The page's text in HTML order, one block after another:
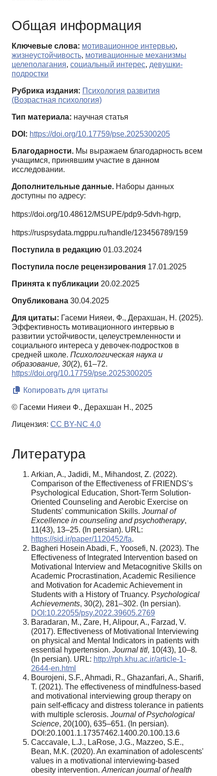
Общая информация
Ключевые слова: мотивационное интервью,
жизнеустойчивость, мотивационные механизмы
целеполагания, социальный интерес, девушки-
подростки
Рубрика издания: Психология развития
(Возрастная психология)
Тип материала: научная статья
DOI: https://doi.org/10.17759/pse.2025300205
Благодарности. Мы выражаем благодарность всем
учащимся, принявшим участие в данном
исследовании.
Дополнительные данные. Наборы данных
доступны по адресу:
https://doi.org/10.48612/MSUPE/pdp9-5dvh-hgrp,
https://ruspsydata.mgppu.ru/handle/123456789/159
Поступила в редакцию 01.03.2024
Поступила после рецензирования 17.01.2025
Принята к публикации 20.02.2025
Опубликована 30.04.2025
Для цитаты: Гасеми Нияеи, Ф., Дерахшан, Н. (2025).
Эффективность мотивационного интервью в
развитии устойчивости, целеустремленности и
социального интереса у девочек-подростков в
средней школе. Психологическая наука и
образование, 30(2), 61–72.
https://doi.org/10.17759/pse.2025300205
Копировать для цитаты
© Гасеми Нияеи Ф., Дерахшан Н., 2025
Лицензия: CC BY-NC 4.0
Литература
Arkian, A., Jadidi, M., Mihandost, Z. (2022).
Comparison of the Effectiveness of FRIENDS’s
Psychological Education, Short-Term Solution-
Oriented Counseling and Aerobic Exercise on
Students' communication Skills. Journal of
Excellence in counseling and psychotherapy,
11(43), 13–25. (In persian). URL:
https://sid.ir/paper/1120452/fa.
Bagheri Hosein Abadi, F., Yoosefi, N. (2023). The
Effectiveness of Integrated Intervention based on
Motivational Interview and Metacognitive Skills on
Academic Procrastination, Academic Resilience
and Motivation for Academic Achievement in
Students with a History of Truancy. Psychological
Achievements, 30(2), 281–302. (In persian).
DOI:10.22055/psy.2022.39605.2769
Baradaran, M., Zare, H, Alipour, A., Farzad, V.
(2017). Effectiveness of Motivational Interviewing
on physical and Mental Indicators in patients with
essential hypertension. Journal titl, 10(43), 10–8.
(In persian). URL: http://rph.khu.ac.ir/article-1-
2644-en.html
Bourojeni, S.F., Ahmadi, R., Ghazanfari, A., Sharifi,
T. (2021). The effectiveness of mindfulness-based
and motivational interviewing group therapy on
pain self-efficacy and distress tolerance in patients
with multiple sclerosis. Journal of Psychological
Science, 20(100), 635–651. (In persian).
DOI:20.1001.1.17357462.1400.20.100.13.6
Caccavale, L.J., LaRose, J.G., Mazzeo, S.E.,
Bean, M.K. (2020). An examination of adolescents'
values in a motivational interviewing-based
obesity intervention. American journal of health